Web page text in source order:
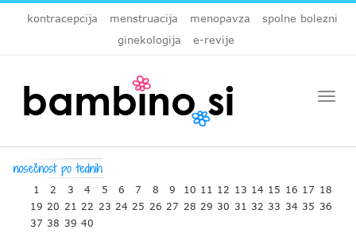
kontracepcija menstruacija menopavza
spolne bolezni
ginekologija
e-revije
1 2 3 4 5 6 7 8 9 10 11 12 13 14 15 16 17 18
19 20 21 22 23 24 25 26 27 28 29 30 31 32 33 34 35 36
37 38 39 40